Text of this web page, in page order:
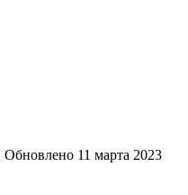
Обновлено 11 марта 2023